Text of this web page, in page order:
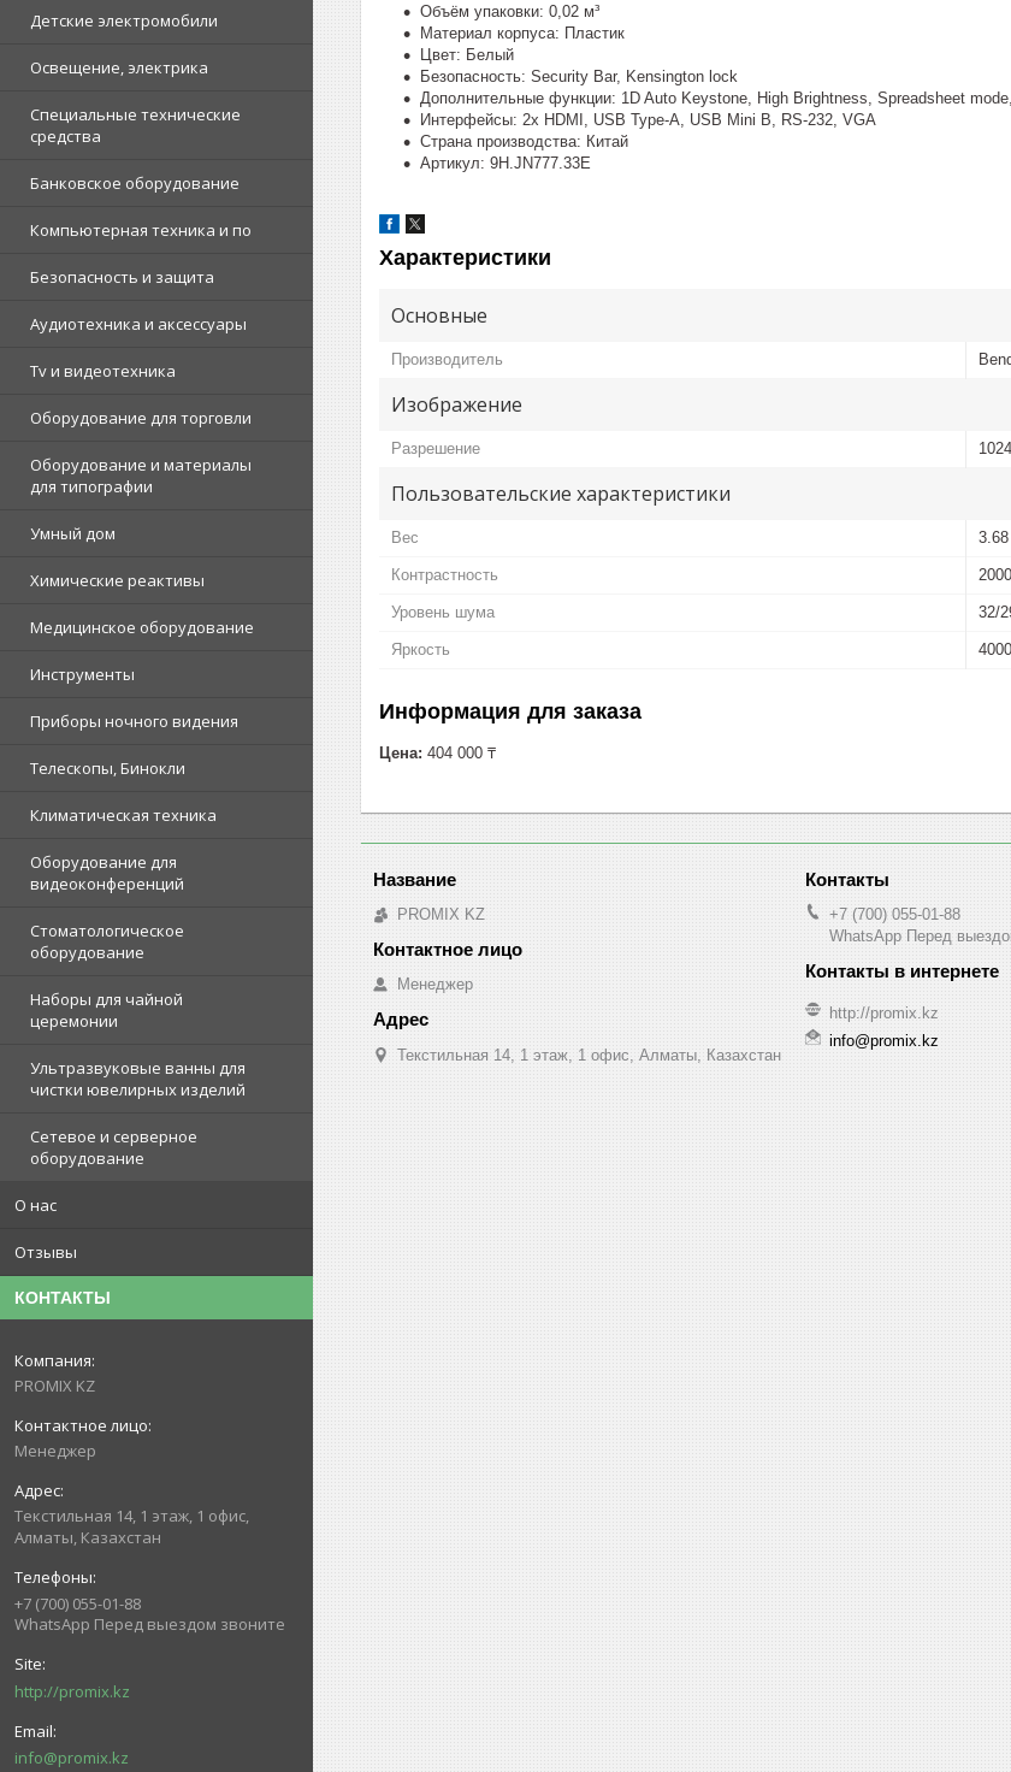
Детские электромобили
Освещение, электрика
Специальные технические
средства
Банковское оборудование
Компьютерная техника и по
Безопасность и защита
Аудиотехника и аксессуары
Tv и видеотехника
Оборудование для торговли
Оборудование и материалы
для типографии
Умный дом
Химические реактивы
Медицинское оборудование
Инструменты
Приборы ночного видения
Телескопы, Бинокли
Климатическая техника
Оборудование для
видеоконференций
Стоматологическое
оборудование
Наборы для чайной
церемонии
Ультразвуковые ванны для
чистки ювелирных изделий
Сетевое и серверное
оборудование
О нас
Отзывы
КОНТАКТЫ
PROMIX KZ
Менеджер
Текстильная 14, 1 этаж, 1 офис,
Алматы, Казахстан
+7 (700) 055-01-88
WhatsApp Перед выездом звоните
http://promix.kz
info@promix.kz
Объём упаковки: 0,02 м³
Материал корпуса: Пластик
Цвет: Белый
Безопасность: Security Bar, Kensington lock
Дополнительные функции: 1D Auto Keystone, High Brightness, Spreadsheet
Интерфейсы: 2x HDMI, USB Type-A, USB Mini B, RS-232, VGA
Страна производства: Китай
Артикул: 9H.JN777.33E
Характеристики
Основные
Производитель
Изображение
Разрешение
Пользовательские характеристики
Вес 3.68
Контрастность
Уровень шума 32/
Яркость
Информация для заказа
Цена: 404 000 ₸
PROMIX KZ
Менеджер
Текстильная 14, 1 этаж, 1 офис, Алматы, Казахстан
+7 (700) 055-01-88
WhatsApp Перед
http://promix.kz
info@promix.kz